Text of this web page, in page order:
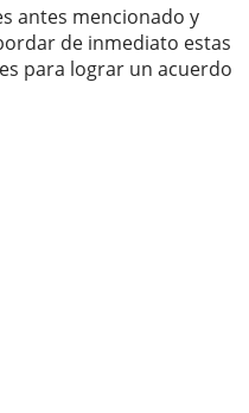
antes mencionado y
de inmediato estas
para lograr un acuerdo